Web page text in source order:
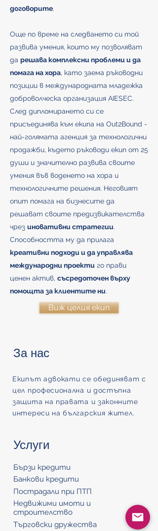
договорите.
Още по време на следването си той
развива умения, които му позволяват
да решава комплексни проблеми и да
помага на хора, като заема ръководни
позиции в международната младежка
доброволческа организация AIESEC.
След дипломирането си се
присъединява към екипа на Out2Bound -
най-голямата агенция за технологични
продажби, където ръководи екип от 25
души и значително развива своите
умения във воденето на хора и
технологичните решения. Неговият
опит помага на бизнесите да
решават своите предизвикателства
чрез иновативни стратегии.
Способността му да прилага
креативни подходи и да управлява
международни проекти го прави
ценен актив, съсредоточен върху
помощта за клиентите ни.
Виж целия екип
За нас
Екипът адвокати се обединяват с
цел професионална и достъпна
защита на правата и законните
интереси на българския жител.
Услуги
Бързи кредити
Банкови кредити
Пострадали при ПТП
Недвижими имоти и
строителство
Търговски дружества